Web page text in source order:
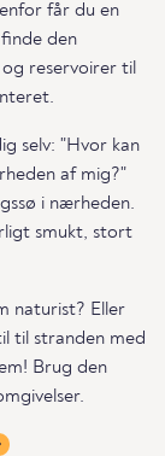
får du en
den
reservoirer til
selv: "Hvor kan
af mig?"
i nærheden.
smukt, stort
naturist? Eller
til stranden med
Brug den